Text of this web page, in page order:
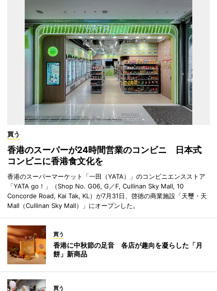
買う
香港のスーパーが24時間営業のコンビニ 日本式
コンビニに香港食文化を
香港のスーパーマーケット「一田（YATA）」のコンビニエンスストア
「YATA go！」（Shop No. G06, G／F, Cullinan Sky Mall, 10
Concorde Road, Kai Tak, KL）が7月31日、啓徳の商業施設「天璽・天
Mall（Cullinan Sky Mall）」にオープンした。
買う
香港に中秋節の足音 各店が趣向を凝らした「月
餅」新商品
買う